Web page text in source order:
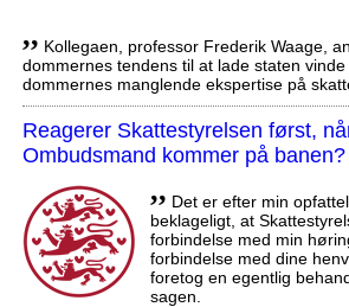
,, Kollegaen, professor Frederik Waage,
dommernes tendens til at lade staten
dommernes manglende ekspertise på
Reagerer Skattestyrelsen først,
Ombudsmand kommer på banen?
,, Det er efter min
beklageligt, at
forbindelse med min
forbindelse med dine
foretog en egentlig
sagen.